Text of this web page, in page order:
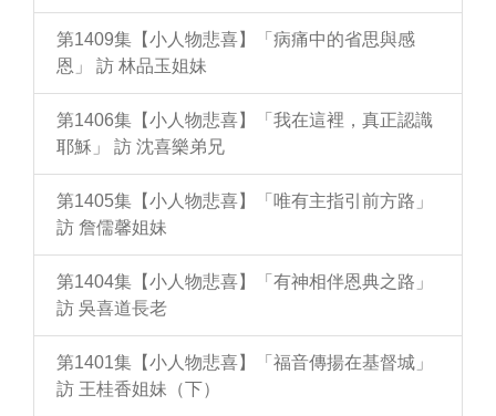
第1409集【小人物悲喜】「病痛中的省思與感
恩」 訪 林品玉姐妹
第1406集【小人物悲喜】「我在這裡，真正認識
耶穌」 訪 沈喜樂弟兄
第1405集【小人物悲喜】「唯有主指引前方路」
訪 詹儒馨姐妹
第1404集【小人物悲喜】「有神相伴恩典之路」
訪 吳喜道長老
第1401集【小人物悲喜】「福音傳揚在基督城」
訪 王桂香姐妹（下）